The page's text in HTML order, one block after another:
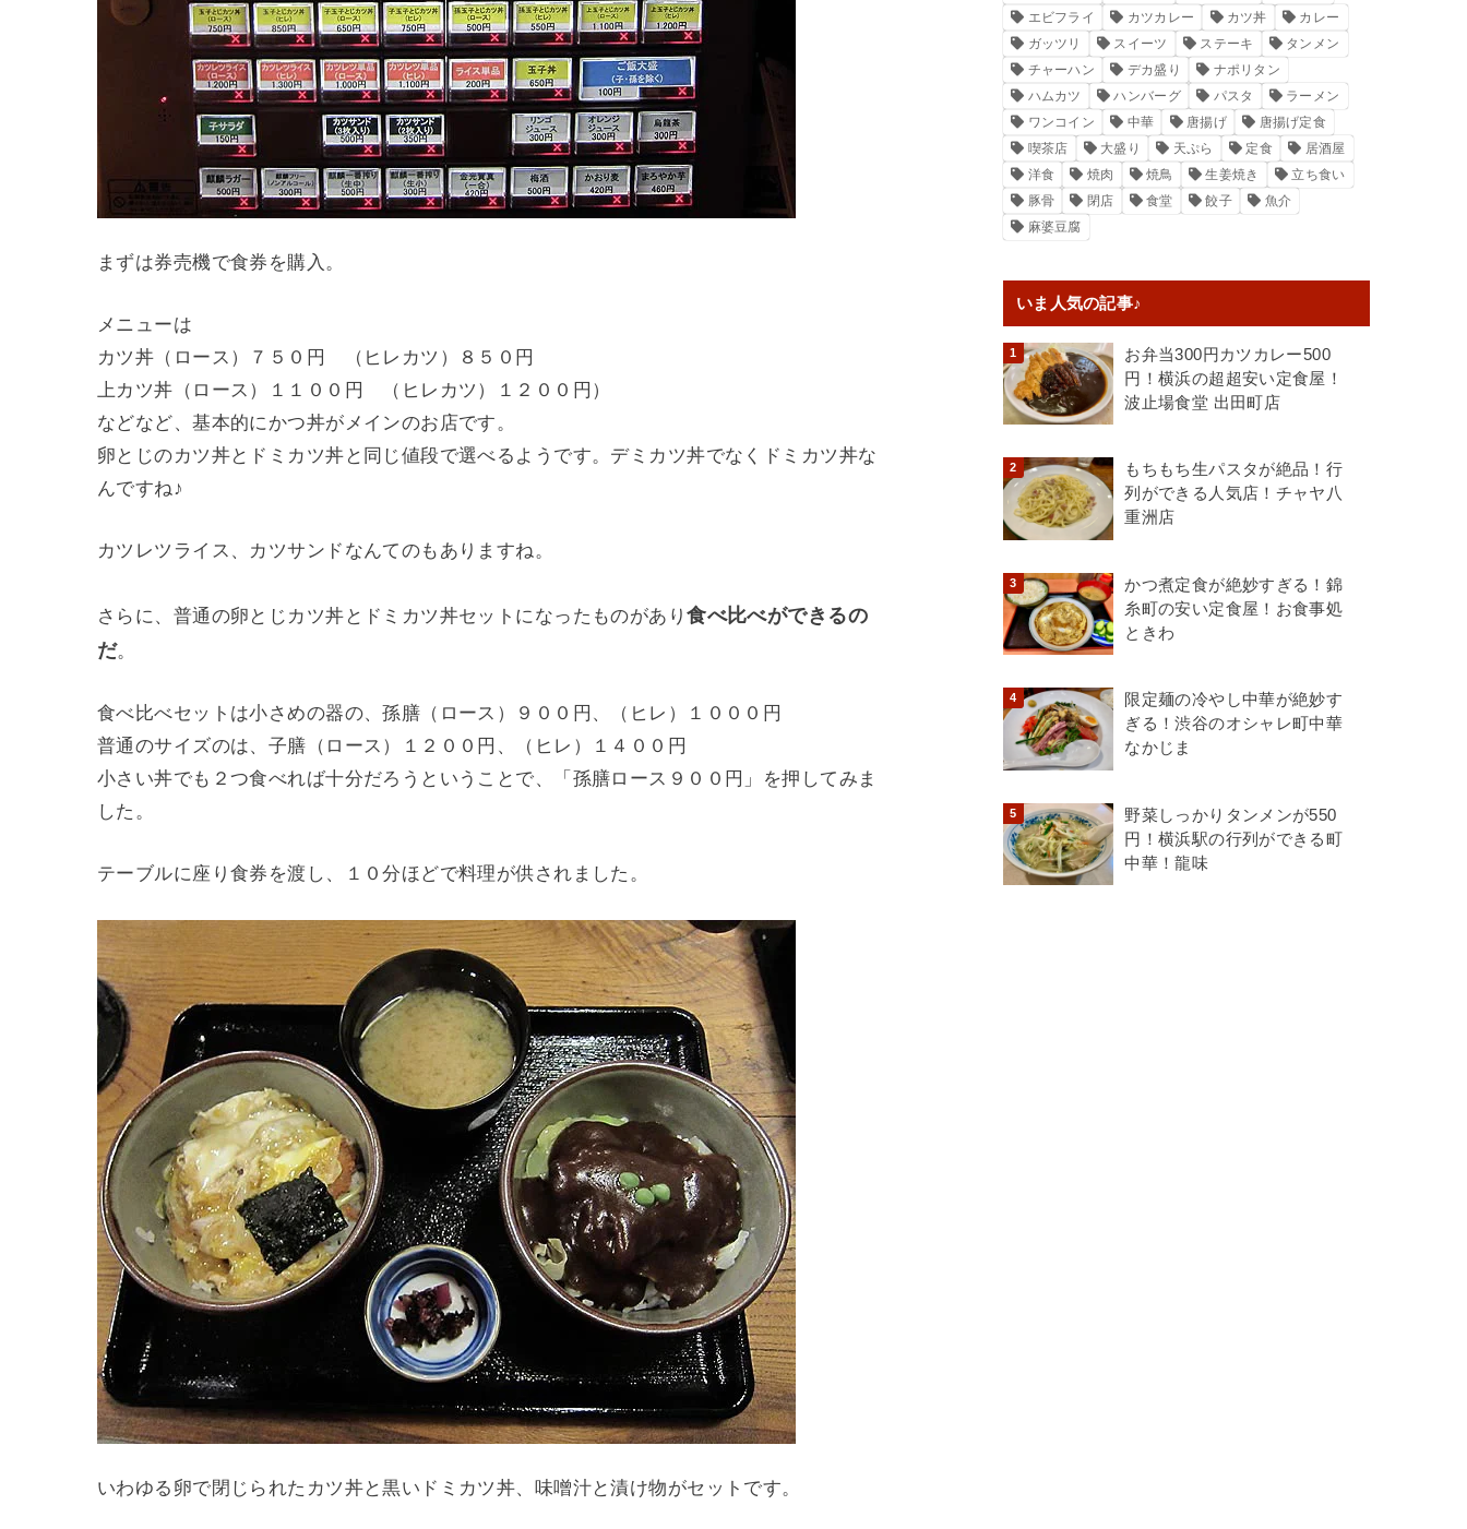
まずは券売機で食券を購入。
メニューは
カツ丼（ロース）７５０円 （ヒレカツ）８５０円
上カツ丼（ロース）１１００円 （ヒレカツ）１２００円）
などなど、基本的にかつ丼がメインのお店です。
卵とじのカツ丼とドミカツ丼と同じ値段で選べるようです。デミカツ丼でなくドミカツ丼な
んですね♪
カツレツライス、カツサンドなんてのもありますね。
さらに、普通の卵とじカツ丼とドミカツ丼セットになったものがあり食べ比べができるの
だ。
食べ比べセットは小さめの器の、孫膳（ロース）９００円、（ヒレ）１０００円
普通のサイズのは、子膳（ロース）１２００円、（ヒレ）１４００円
小さい丼でも２つ食べれば十分だろうということで、「孫膳ロース９００円」を押してみま
した。
テーブルに座り食券を渡し、１０分ほどで料理が供されました。
いわゆる卵で閉じられたカツ丼と黒いドミカツ丼、味噌汁と漬け物がセットです。
エビフライ
カツカレー カツ丼
カレー
ガッツリ
スイーツ ステーキ
タンメン
チャーハン
デカ盛り
ナポリタン
ハムカツ
ハンバーグ パスタ
ラーメン
ワンコイン
中華 唐揚げ
唐揚げ定食
喫茶店
大盛り 天ぷら 定食
居酒屋
洋食
焼肉 焼鳥 生姜焼き
立ち食い
豚骨
閉店 食堂 餃子
魚介
麻婆豆腐
いま人気の記事♪
お弁当300円カツカレー500
円！横浜の超超安い定食屋！
波止場食堂 出田町店
もちもち生パスタが絶品！行
列ができる人気店！チャヤ八
重洲店
かつ煮定食が絶妙すぎる！錦
糸町の安い定食屋！お食事処
ときわ
限定麺の冷やし中華が絶妙す
ぎる！渋谷のオシャレ町中華
なかじま
野菜しっかりタンメンが550
円！横浜駅の行列ができる町
中華！龍味